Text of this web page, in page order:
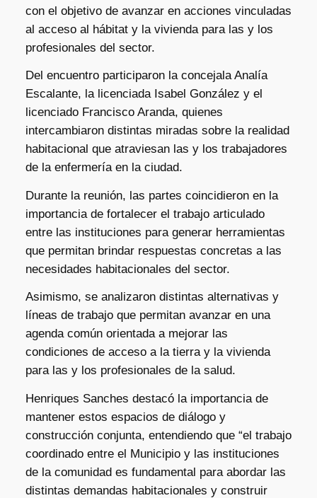
con el objetivo de avanzar en acciones vinculadas
al acceso al hábitat y la vivienda para las y los
profesionales del sector.
Del encuentro participaron la concejala Analía
Escalante, la licenciada Isabel González y el
licenciado Francisco Aranda, quienes
intercambiaron distintas miradas sobre la realidad
habitacional que atraviesan las y los trabajadores
de la enfermería en la ciudad.
Durante la reunión, las partes coincidieron en la
importancia de fortalecer el trabajo articulado
entre las instituciones para generar herramientas
que permitan brindar respuestas concretas a las
necesidades habitacionales del sector.
Asimismo, se analizaron distintas alternativas y
líneas de trabajo que permitan avanzar en una
agenda común orientada a mejorar las
condiciones de acceso a la tierra y la vivienda
para las y los profesionales de la salud.
Henriques Sanches destacó la importancia de
mantener estos espacios de diálogo y
construcción conjunta, entendiendo que “el trabajo
coordinado entre el Municipio y las instituciones
de la comunidad es fundamental para abordar las
distintas demandas habitacionales y construir